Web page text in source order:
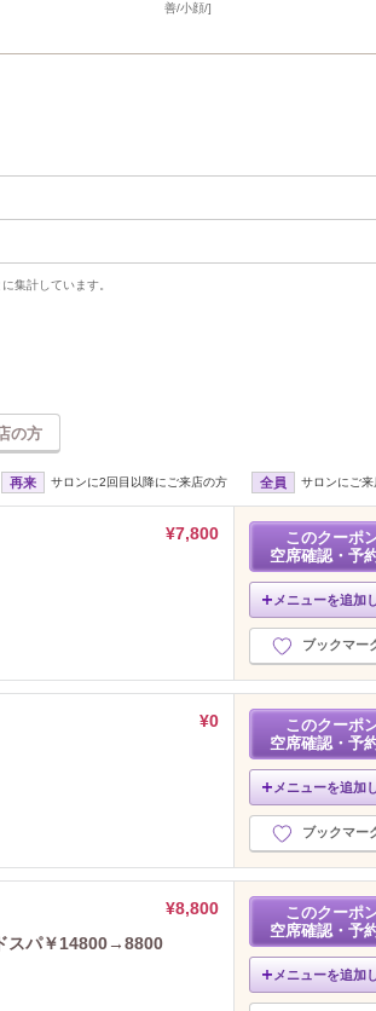
善/小顔/]
集計しています。
の方
再来 サロンに2回目以降にご来店の方 全員 サロンにご
¥7,800
このクーポ
空席確認・予
メニューを追加
ブックマー
¥0
このクーポ
空席確認・予
メニューを追加
ブックマー
¥8,800
スパ￥14800→8800
このクーポ
空席確認・予
メニューを追加